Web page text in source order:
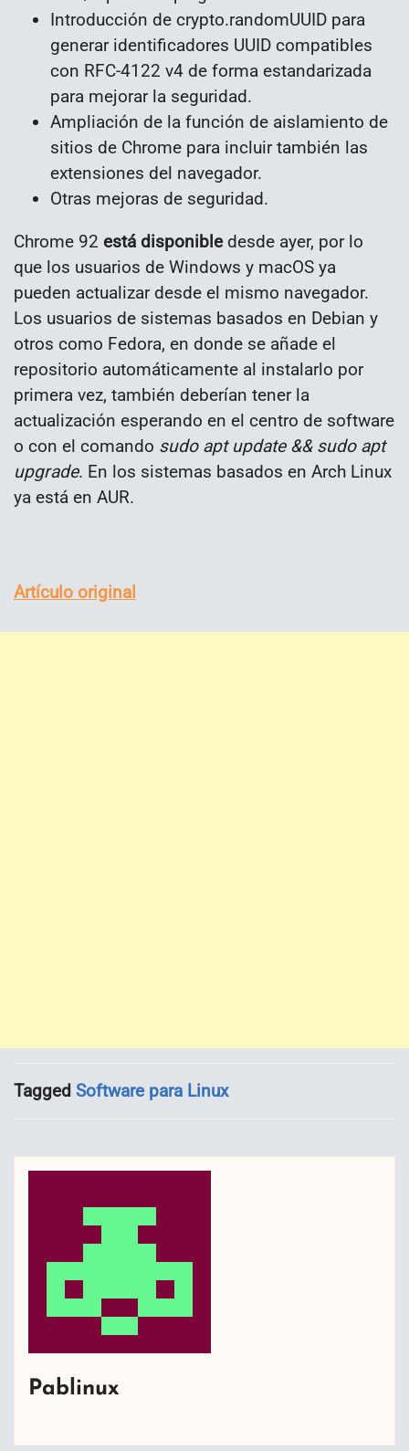
Introducción de crypto.randomUUID para
generar identificadores UUID compatibles
con RFC-4122 v4 de forma estandarizada
para mejorar la seguridad.
Ampliación de la función de aislamiento de
sitios de Chrome para incluir también las
extensiones del navegador.
Otras mejoras de seguridad.
Chrome 92 está disponibledesde ayer, por lo
que los usuarios de Windows y macOS ya
pueden actualizar desde el mismo navegador.
Los usuarios de sistemas basados en Debian y
otros como Fedora, en donde se añade el
repositorio automáticamente al instalarlo por
primera vez, también deberían tener la
actualización esperando en el centro de software
o con el comando sudo apt update && sudo apt
upgrade. En los sistemas basados en Arch Linux
ya está en AUR.
Artículo original
Tagged Software para Linux
Pablinux